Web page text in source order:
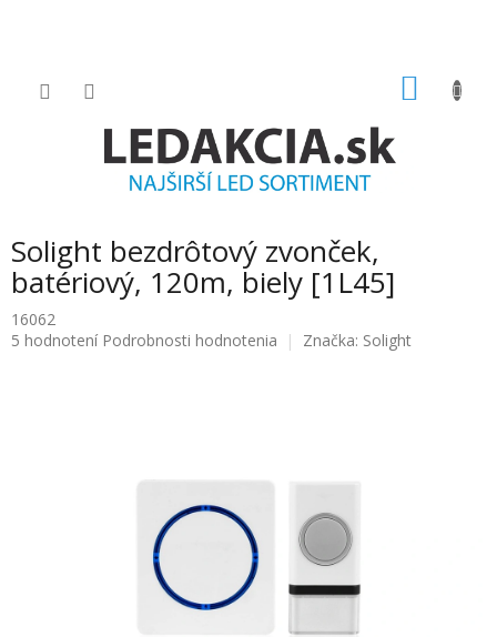
Solight bezdrôtový zvonček,
batériový, 120m, biely [1L45]
16062
Priemerné
5 hodnotení Podrobnosti hodnotenia Značka: Solight